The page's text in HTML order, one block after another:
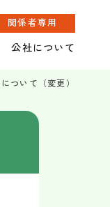
関係者専用
公社について
ついて（変更）